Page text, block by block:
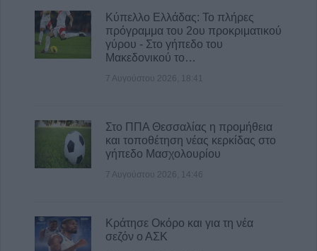
αγαθά"
8 Αυγούστου 2026, 08:17
Λαμία: Απατεώνες άρπαξαν μεγάλο
χρηματικό ποσό από ηλικιωμένη
Κύπελλο Ελλάδας: Το πλήρες
πρόγραμμα του 2ου προκριματικού
γύρου - Στο γήπεδο του
Μακεδονικού το…
7 Αυγούστου 2026, 18:41
Στο ΠΠΑ Θεσσαλίας η προμήθεια
και τοποθέτηση νέας κερκίδας στο
γήπεδο Μασχολουρίου
7 Αυγούστου 2026, 14:46
Κράτησε Οκόρο και για τη νέα
σεζόν ο ΑΣΚ